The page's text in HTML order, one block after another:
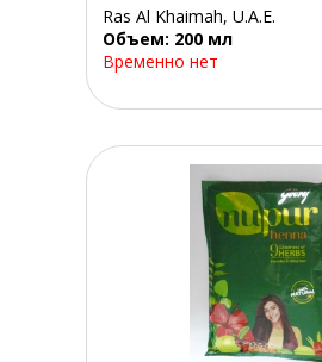
Ras Al Khaimah, U.A.E.
Объем: 200 мл
Временно нет